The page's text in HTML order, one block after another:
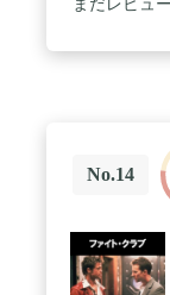
まだレビュ
No.14